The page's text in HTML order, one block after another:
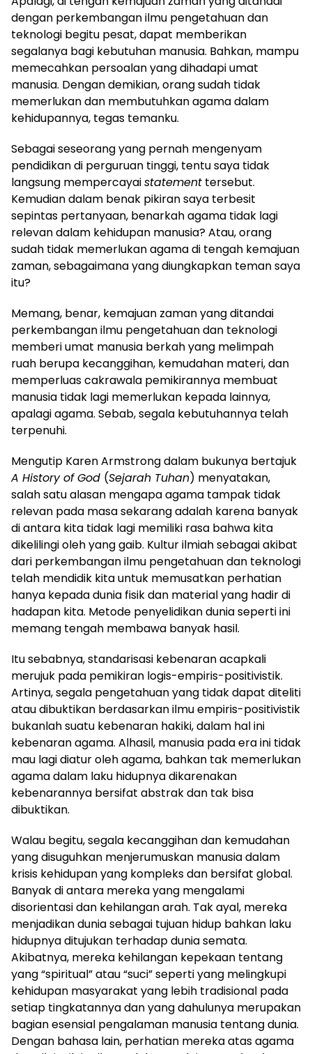
dengan perkembangan ilmu pengetahuan dan
teknologi begitu pesat, dapat memberikan
segalanya bagi kebutuhan manusia. Bahkan, mampu
memecahkan persoalan yang dihadapi umat
manusia. Dengan demikian, orang sudah tidak
memerlukan dan membutuhkan agama dalam
kehidupannya, tegas temanku.
Sebagai seseorang yang pernah mengenyam
pendidikan di perguruan tinggi, tentu saya tidak
langsung mempercayaistatement tersebut.
Kemudian dalam benak pikiran saya terbesit
sepintas pertanyaan, benarkah agama tidak lagi
relevan dalam kehidupan manusia? Atau, orang
sudah tidak memerlukan agama di tengah kemajuan
zaman, sebagaimana yang diungkapkan teman saya
itu?
Memang, benar, kemajuan zaman yang ditandai
perkembangan ilmu pengetahuan dan teknologi
memberi umat manusia berkah yang melimpah
ruah berupa kecanggihan, kemudahan materi, dan
memperluas cakrawala pemikirannya membuat
manusia tidak lagi memerlukan kepada lainnya,
apalagi agama. Sebab, segala kebutuhannya telah
terpenuhi.
Mengutip Karen Armstrong dalam bukunya bertajuk
A History of God (Sejarah Tuhan) menyatakan,
salah satu alasan mengapa agama tampak tidak
relevan pada masa sekarang adalah karena banyak
di antara kita tidak lagi memiliki rasa bahwa kita
dikelilingi oleh yang gaib. Kultur ilmiah sebagai akibat
dari perkembangan ilmu pengetahuan dan teknologi
telah mendidik kita untuk memusatkan perhatian
hanya kepada dunia fisik dan material yang hadir di
hadapan kita. Metode penyelidikan dunia seperti ini
memang tengah membawa banyak hasil.
Itu sebabnya, standarisasi kebenaran acapkali
merujuk pada pemikiran logis-empiris-positivistik.
Artinya, segala pengetahuan yang tidak dapat diteliti
atau dibuktikan berdasarkan ilmu empiris-positivistik
bukanlah suatu kebenaran hakiki, dalam hal ini
kebenaran agama. Alhasil, manusia pada era ini tidak
mau lagi diatur oleh agama, bahkan tak memerlukan
agama dalam laku hidupnya dikarenakan
kebenarannya bersifat abstrak dan tak bisa
dibuktikan.
Walau begitu, segala kecanggihan dan kemudahan
yang disuguhkan menjerumuskan manusia dalam
krisis kehidupan yang kompleks dan bersifat global.
Banyak di antara mereka yang mengalami
disorientasi dan kehilangan arah. Tak ayal, mereka
menjadikan dunia sebagai tujuan hidup bahkan laku
hidupnya ditujukan terhadap dunia semata.
Akibatnya, mereka kehilangan kepekaan tentang
yang “spiritual” atau “suci” seperti yang melingkupi
kehidupan masyarakat yang lebih tradisional pada
setiap tingkatannya dan yang dahulunya merupakan
bagian esensial pengalaman manusia tentang dunia.
Dengan bahasa lain, perhatian mereka atas agama